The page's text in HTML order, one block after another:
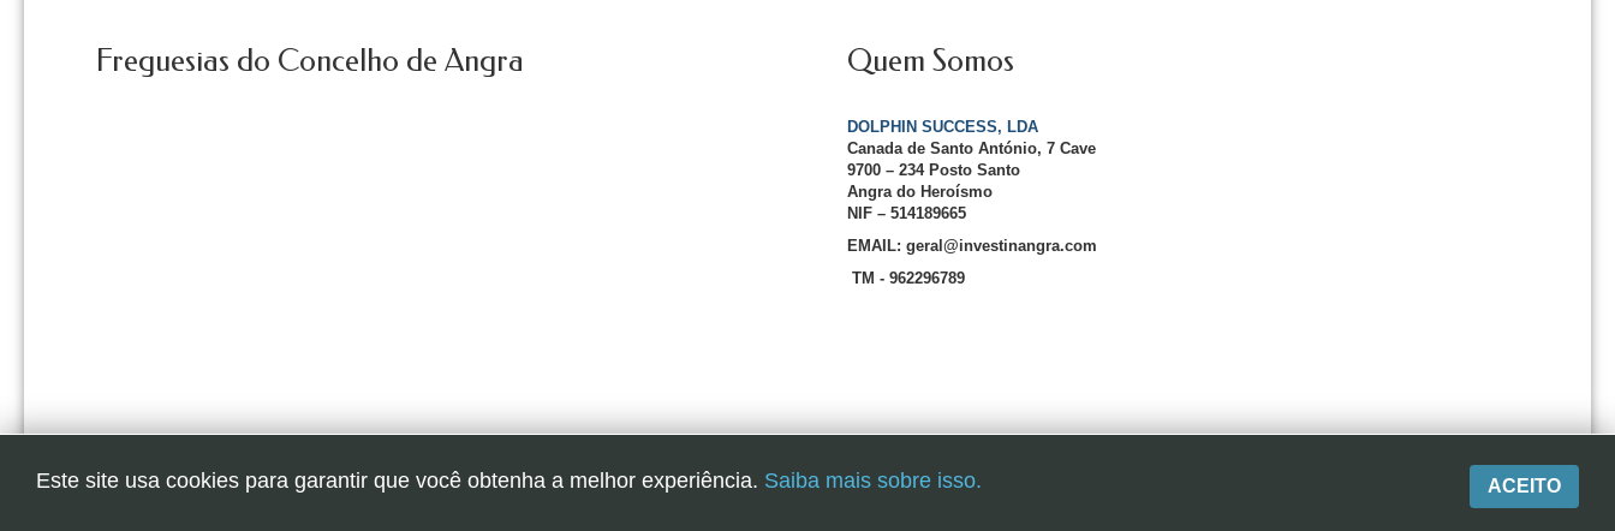
Freguesias do Concelho de Angra Quem Somos
DOLPHIN SUCCESS, LDA
Canada de Santo António, 7 Cave
9700 – 234 Posto Santo
Angra do Heroísmo
NIF – 514189665
EMAIL: geral@investinangra.com
TM - 962296789
Este site usa cookies para garantir que você obtenha a melhor experiência. Saiba mais sobre isso. ACEITO